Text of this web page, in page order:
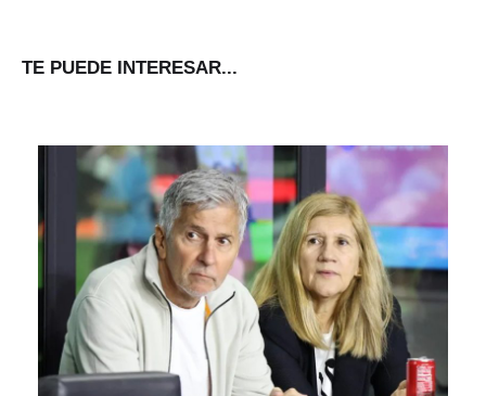
TE PUEDE INTERESAR...